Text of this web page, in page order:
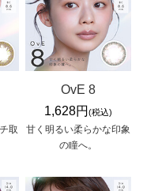
取
OvE 8
1,628円(税込)
甘く明るい柔らかな印象
の瞳へ。